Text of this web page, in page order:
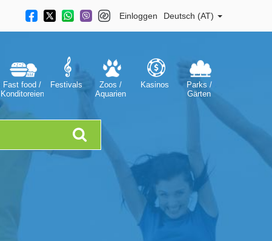
Einloggen Deutsch (AT)
Fast food /
Konditoreien
Festivals
Zoos /
Aquarien
Kasinos
Parks /
Gärten